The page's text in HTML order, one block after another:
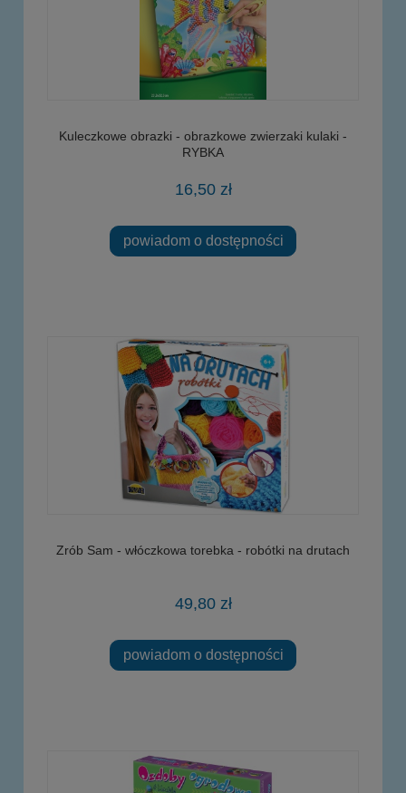
Kuleczkowe obrazki - obrazkowe zwierzaki kulaki -
RYBKA
16,50 zł
powiadom o dostępności
Zrób Sam - włóczkowa torebka - robótki na drutach
49,80 zł
powiadom o dostępności